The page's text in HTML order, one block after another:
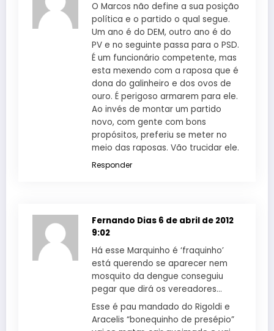
O Marcos não define a sua posição
política e o partido o qual segue.
Um ano é do DEM, outro ano é do
PV e no seguinte passa para o PSD.
É um funcionário competente, mas
esta mexendo com a raposa que é
dona do galinheiro e dos ovos de
ouro. É perigoso armarem para ele.
Ao invés de montar um partido
novo, com gente com bons
propósitos, preferiu se meter no
meio das raposas. Vão trucidar ele.
Responder
Fernando Dias 6 de abril de 2012
9:02
Há esse Marquinho é ‘fraquinho’
está querendo se aparecer nem
mosquito da dengue conseguiu
pegar que dirá os vereadores…
Esse é pau mandado do Rigoldi e
Aracelis “bonequinho de presépio”